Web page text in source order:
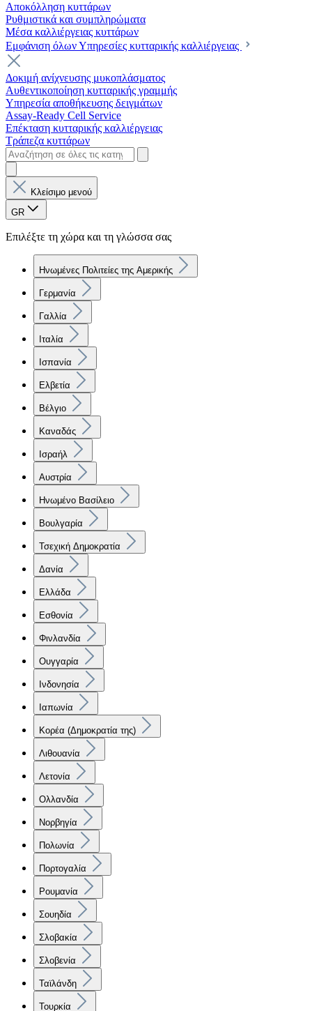
Αποκόλληση κυττάρων
Ρυθμιστικά και συμπληρώματα
Μέσα καλλιέργειας κυττάρων
Εμφάνιση όλων Υπηρεσίες κυτταρικής καλλιέργειας
Δοκιμή ανίχνευσης μυκοπλάσματος
Αυθεντικοποίηση κυτταρικής γραμμής
Υπηρεσία αποθήκευσης δειγμάτων
Assay-Ready Cell Service
Επέκταση κυτταρικής καλλιέργειας
Τράπεζα κυττάρων
Κλείσιμο μενού
GR
Επιλέξτε τη χώρα και τη γλώσσα σας
Ηνωμένες Πολιτείες της Αμερικής
Γερμανία
Γαλλία
Ιταλία
Ισπανία
Ελβετία
Βέλγιο
Καναδάς
Ισραήλ
Αυστρία
Ηνωμένο Βασίλειο
Βουλγαρία
Τσεχική Δημοκρατία
Δανία
Ελλάδα
Εσθονία
Φινλανδία
Ουγγαρία
Ινδονησία
Ιαπωνία
Κορέα (Δημοκρατία της)
Λιθουανία
Λετονία
Ολλανδία
Νορβηγία
Πολωνία
Πορτογαλία
Ρουμανία
Σουηδία
Σλοβακία
Σλοβενία
Ταϊλάνδη
Τουρκία